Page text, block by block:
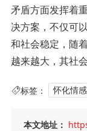
矛盾方面发挥着
决方案，不仅可
和社会稳定，随
越来越大，其社
标签： 怀化情
本文地址：